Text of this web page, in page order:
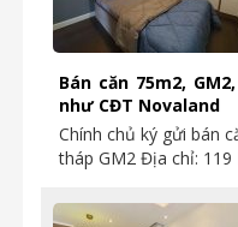
Bán căn 75m2,
như CĐT Novaland
Chính chủ ký gửi bán
tháp GM2 Địa chỉ: 119